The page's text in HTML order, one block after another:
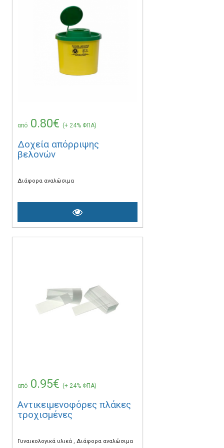
από 0.80€ (+ 24% ΦΠΑ)
Δοχεία απόρριψης
βελονών
Διάφορα αναλώσιμα
από 0.95€ (+ 24% ΦΠΑ)
Αντικειμενοφόρες πλάκες
τροχισμένες
Γυναικολογικά υλικά Διάφορα αναλώσιμα